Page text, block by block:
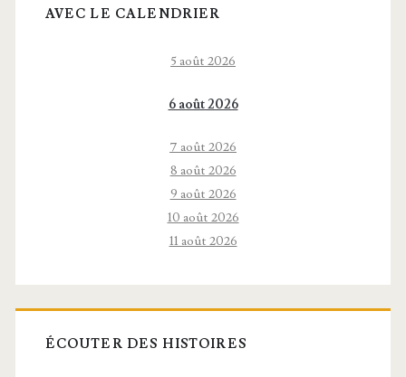
AVEC LE CALENDRIER
5 août 2026
6 août 2026
7 août 2026
8 août 2026
9 août 2026
10 août 2026
11 août 2026
ÉCOUTER DES HISTOIRES